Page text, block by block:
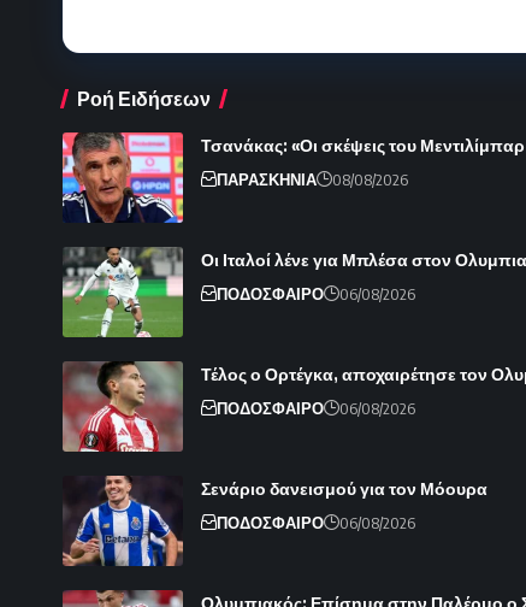
Ροή Ειδήσεων
Τσανάκας: «Οι σκέψεις του
ΠΑΡΑΣΚΗΝΙΑ 08/08/2026
Οι Ιταλοί λένε για Μπλέσα στον
ΠΟΔΟΣΦΑΙΡΟ 06/08/2026
Τέλος ο Ορτέγκα, αποχαιρέτησε τον
ΠΟΔΟΣΦΑΙΡΟ 06/08/2026
Σενάριο δανεισμού για τον Μόουρα
ΠΟΔΟΣΦΑΙΡΟ 06/08/2026